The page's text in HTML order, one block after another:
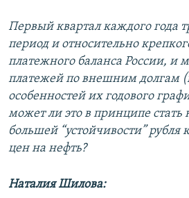
Первый квартал каждого года
период и относительно
платежного баланса России, и
платежей по внешним долгам
особенностей их годового
может ли это в принципе
большей “устойчивости”
цен на нефть?
Наталия Шилова: